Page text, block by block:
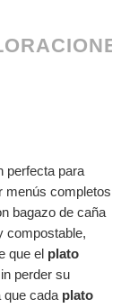
perfecta para
menús completos
bagazo de caña
compostable,
que el plato
perder su
que cada plato